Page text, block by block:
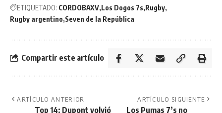
ETIQUETADO: CORDOBAXV Los Dogos 7s Rugby
Rugby argentino Seven de la República
Compartir este artículo
ARTÍCULO ANTERIOR
Top 14: Dupont volvió
ARTÍCULO SIGUIENTE
Los Pumas 7’s no